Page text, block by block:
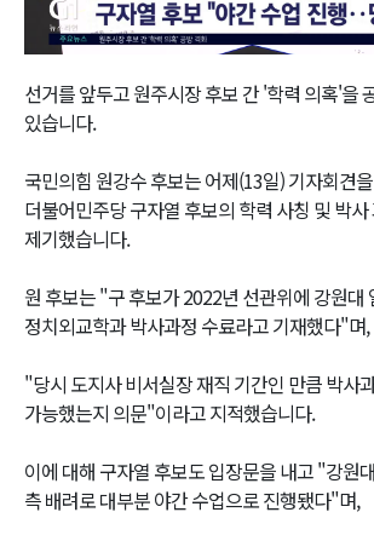
선거를 앞두고 원주시장 후보 간 '학력 의혹'을
있습니다.
국민의힘 원강수 후보는 어제(13일) 기자회견
더불어민주당 구자열 후보의 학력 사칭 및 박
제기했습니다.
원 후보는 "구 후보가 2022년 선관위에 강원대
정치외교학과 박사과정 수료라고 기재했다"며,
"당시 도지사 비서실장 재직 기간인 만큼 박사
가능했는지 의문"이라고 지적했습니다.
이에 대해 구자열 후보도 입장문을 내고 "강원
측 배려로 대부분 야간 수업으로 진행됐다"며,